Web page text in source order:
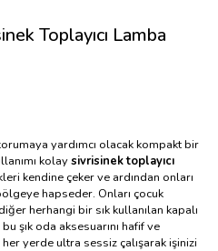
Toplayıcı Lamba
yardımcı olacak kompakt bir
kolaysivrisinek toplayıcı
kendine çeker ve ardından onları
hapseder. Onları çocuk
herhangi bir sık kullanılan kapalı
şık oda aksesuarını hafif ve
her yerde ultra sessiz çalışarak işinizi